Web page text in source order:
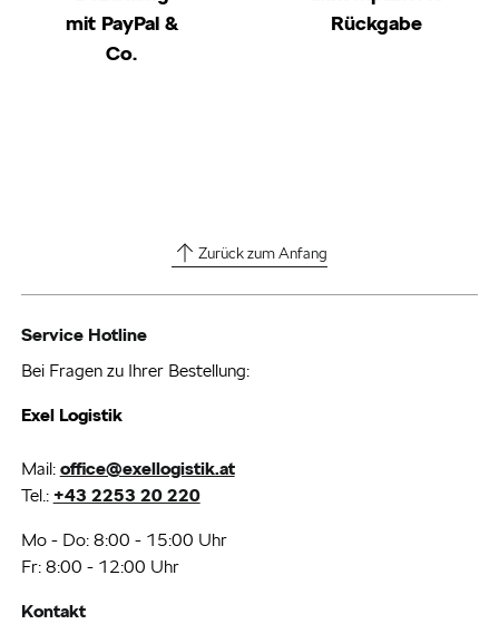
mit PayPal &
Co.
Rückgabe
Zurück zum Anfang
Service Hotline
Bei Fragen zu Ihrer Bestellung:
Exel Logistik
Mail: office@exellogistik.at
Tel.: +43 2253 20 220
Mo - Do: 8:00 - 15:00 Uhr
Fr: 8:00 - 12:00 Uhr
Kontakt